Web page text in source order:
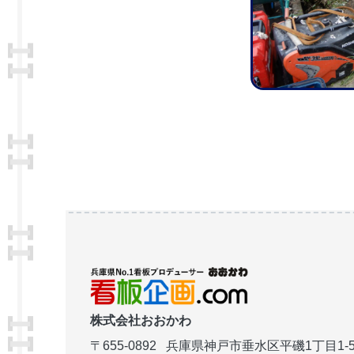
株式会社おおかわ
〒655-0892
兵庫県神戸市垂水区平磯1丁目1-